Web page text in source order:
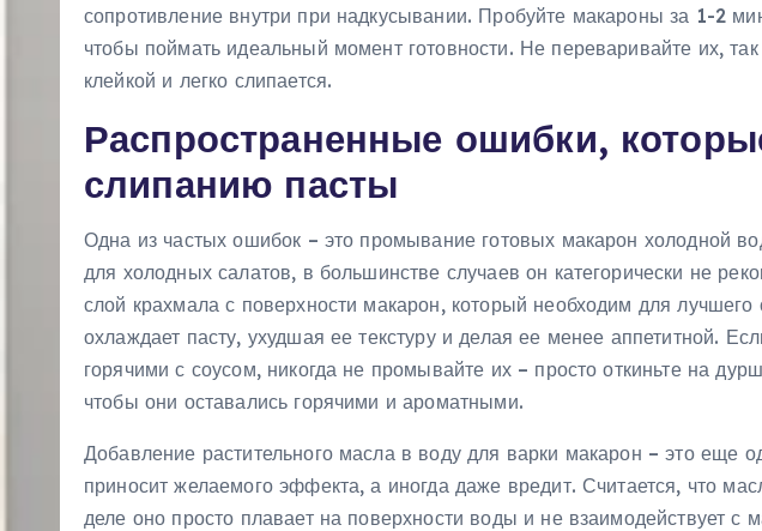
сопротивление внутри при надкусывании. Пробуйте макароны за 1-2
чтобы поймать идеальный момент готовности. Не переваривайте их,
клейкой и легко слипается.
Распространенные ошибки,
слипанию пасты
Одна из частых ошибок – это промывание готовых макарон холодной
для холодных салатов, в большинстве случаев он категорически не
слой крахмала с поверхности макарон, который необходим для
охлаждает пасту, ухудшая ее текстуру и делая ее менее аппетитной.
горячими с соусом, никогда не промывайте их – просто откиньте на
чтобы они оставались горячими и ароматными.
Добавление растительного масла в воду для варки макарон – это еще
приносит желаемого эффекта, а иногда даже вредит. Считается, что
деле оно просто плавает на поверхности воды и не взаимодействует с